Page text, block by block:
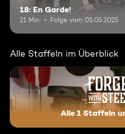
18: En Garde!
21 Min. Folge vom 05.05.2025
Alle Staffeln im Überblick
Alle 1 Staffeln